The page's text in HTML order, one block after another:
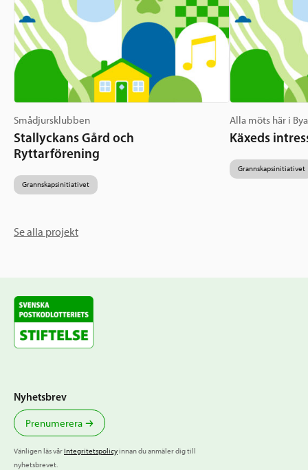
Smådjursklubben
Stallyckans Gård och
Ryttarförening
Grannskapsinitiativet
Alla möts här i
Käxeds
Grannskapsinitiativet
Se alla projekt
Nyhetsbrev
Prenumerera
Vänligen läs vårIntegritetspolicyinnan du anmäler dig till
nyhetsbrevet.